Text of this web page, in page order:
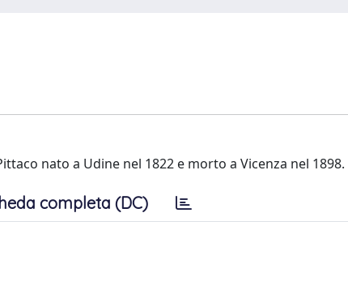
nato a Udine nel 1822 e morto a Vicenza nel 1898.
completa (DC)